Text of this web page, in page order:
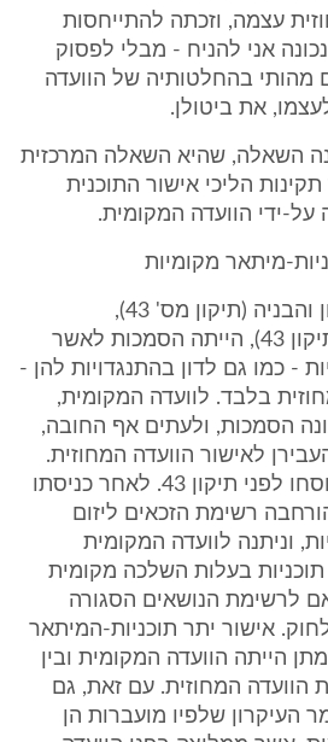
עצמה, וזכתה להתייחסות
אני להניח - מבלי לפסוק
מהותי בהחלטותיה של הוועדה
את ביטולן.
השאלה, שהיא השאלה המרכזית
הליכי אישור התוכנית
על-ידי הוועדה המקומית.
מיתאר מקומיות
13. עובר לחוק התיכנון והבניה (תיקון מס' 43),
תשנ"ה1995- (להלן: תיקון 43), הייתה הסמכות לאשר
- כמו גם לדון בהתנגדויות להן -
בלבד. לוועדה המקומית,
הסמכות, ולעתים אף החובה,
לאישור הוועדה המחוזית.
ראו סעיף 62 לחוק כנוסחו לפני תיקון 43. לאחר כניסתו
של תיקון 43, הורחבה רשימת הזכאים ליזום
וניתנה לוועדה המקומית
בעלות השלכה מקומית
לרשימת הנושאים הסגורה
בסעיף 62א לחוק. אישור יתר תוכניות-המיתאר
הייתה הוועדה המקומית ובין
הוועדה המחוזית. עם זאת, גם
העיקרון שלפיו מועברות הן